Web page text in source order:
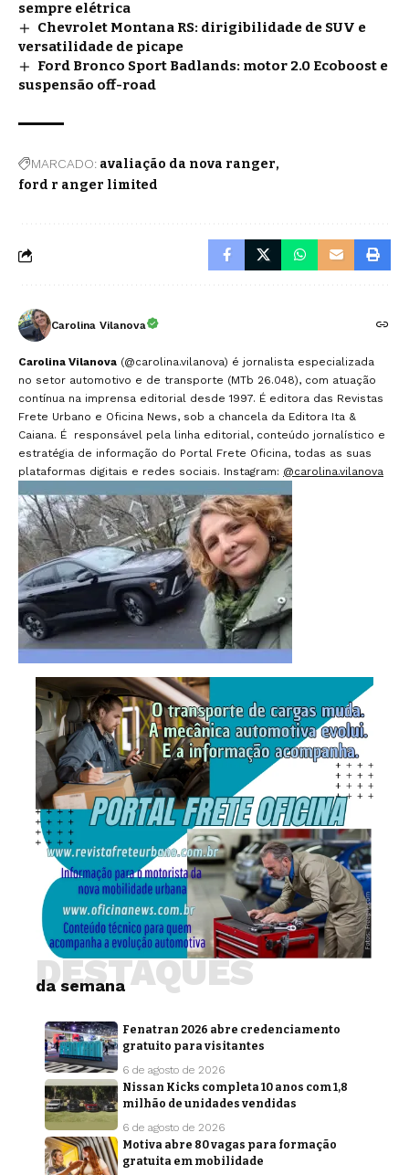
sempre elétrica
Chevrolet Montana RS: dirigibilidade de SUV e
versatilidade de picape
Ford Bronco Sport Badlands: motor 2.0 Ecoboost e
suspensão off-road
MARCADO: avaliação da nova ranger
ford r anger limited
Carolina Vilanova
Carolina Vilanova (@carolina.vilanova) é jornalista especializada
no setor automotivo e de transporte (MTb 26.048), com atuação
contínua na imprensa editorial desde 1997. É editora das Revistas
Frete Urbano e Oficina News, sob a chancela da Editora Ita &
Caiana. É responsável pela linha editorial, conteúdo jornalístico e
estratégia de informação do Portal Frete Oficina, todas as suas
plataformas digitais e redes sociais. Instagram: @carolina.vilanova
da semana
DESTAQUES
Fenatran 2026 abre credenciamento
gratuito para visitantes
6 de agosto de 2026
Nissan Kicks completa 10 anos com 1,8
milhão de unidades vendidas
6 de agosto de 2026
Motiva abre 80 vagas para formação
gratuita em mobilidade